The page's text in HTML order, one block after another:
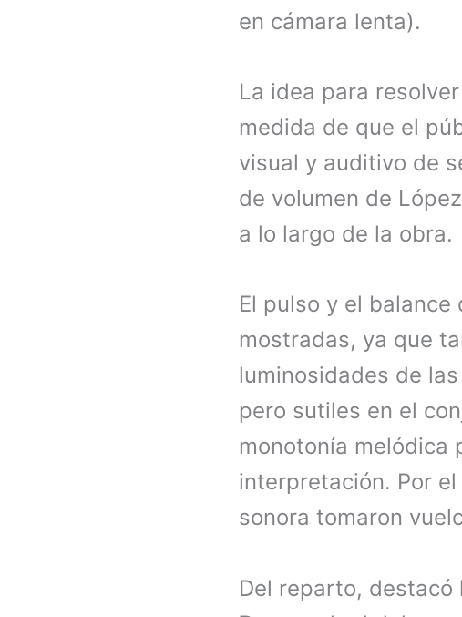
en cámara lenta).
La idea para
medida de que el
visual y auditivo de
de volumen de
a lo largo de la obra.
El pulso y el
mostradas, ya que
luminosidades de
pero sutiles en el
monotonía melódica
interpretación. Por
sonora tomaron
Del reparto,